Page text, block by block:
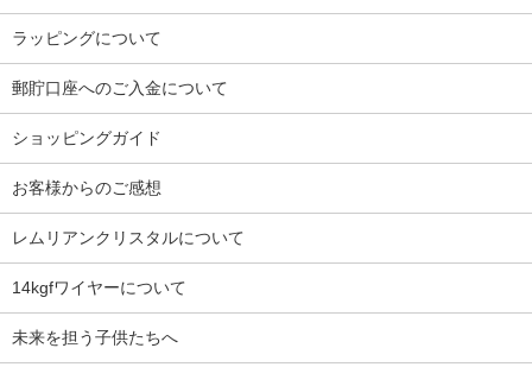
ラッピングについて
郵貯口座へのご入金について
ショッピングガイド
お客様からのご感想
レムリアンクリスタルについて
14kgfワイヤーについて
未来を担う子供たちへ